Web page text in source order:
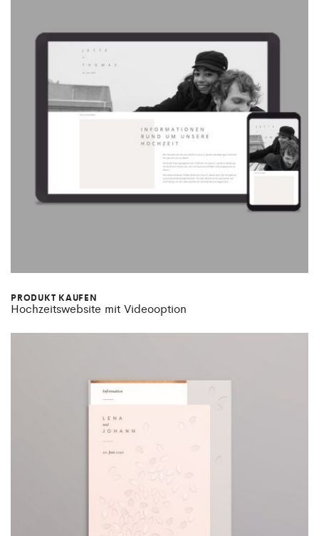
PRODUKT KAUFEN
Hochzeitswebsite mit Videooption